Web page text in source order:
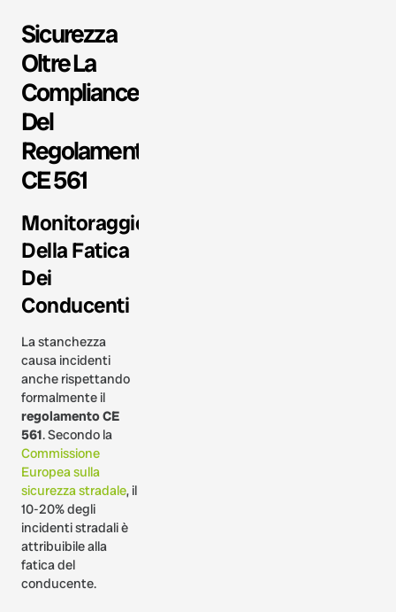
Sicurezza
Oltre La
Compliance
Del
Regolamento
CE 561
Monitoraggio
Della Fatica
Dei
Conducenti
La stanchezza
causa incidenti
anche rispettando
formalmente il
regolamento CE
561. Secondo la
Commissione
Europea sulla
sicurezza stradale, il
10-20% degli
incidenti stradali è
attribuibile alla
fatica del
conducente.